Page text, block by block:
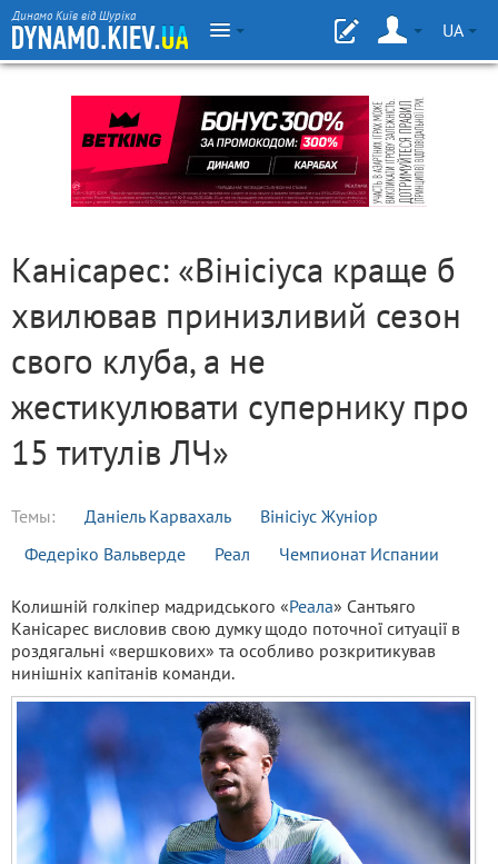
Динамо Київ від Шуріка
UA
Канісарес: «Вінісіуса краще б
хвилював принизливий сезон
свого клуба, а не
жестикулювати супернику про
15 титулів ЛЧ»
Темы: Даніель Карвахаль
Вінісіус Жуніор
Федеріко Вальверде
Реал Чемпионат Испании
Колишній голкіпер мадридського «Реала» Сантьяго
Канісарес висловив свою думку щодо поточної ситуації в
роздягальні «вершкових» та особливо розкритикував
нинішніх капітанів команди.